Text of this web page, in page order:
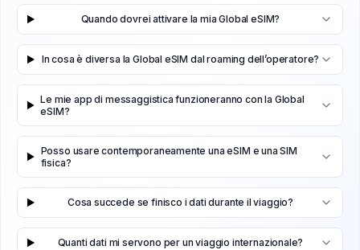
Quando dovrei attivare la mia Global eSIM?
In cosa è diversa la Global eSIM dal roaming dell’operatore?
Le mie app di messaggistica funzioneranno con la Global
eSIM?
Posso usare contemporaneamente una eSIM e una SIM
fisica?
Cosa succede se finisco i dati durante il viaggio?
Quanti dati mi servono per un viaggio internazionale?